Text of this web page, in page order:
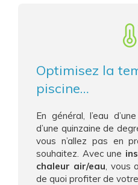
Optimisez la
piscine…
En général, l’eau
d’une quinzaine de
vous n’allez pas en
souhaitez. Avec une
chaleur air/eau, vous
de quoi profiter de